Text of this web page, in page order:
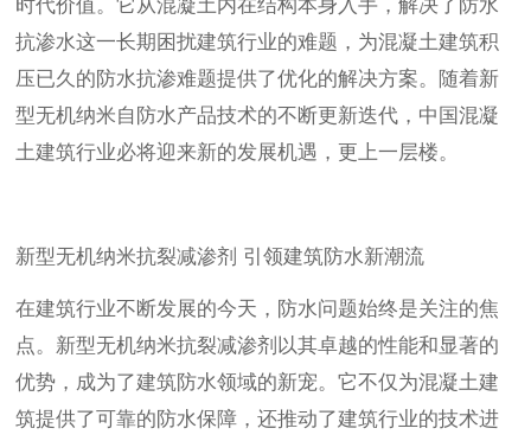
抗渗水这一长期困扰建筑行业的难题，为混凝土建筑积
压已久的防水抗渗难题提供了优化的解决方案。随着新
型无机纳米自防水产品技术的不断更新迭代，中国混凝
土建筑行业必将迎来新的发展机遇，更上一层楼。
新型无机纳米抗裂减渗剂 引领建筑防水新潮流
在建筑行业不断发展的今天，防水问题始终是关注的焦
点。新型无机纳米抗裂减渗剂以其卓越的性能和显著的
优势，成为了建筑防水领域的新宠。它不仅为混凝土建
筑提供了可靠的防水保障，还推动了建筑行业的技术进